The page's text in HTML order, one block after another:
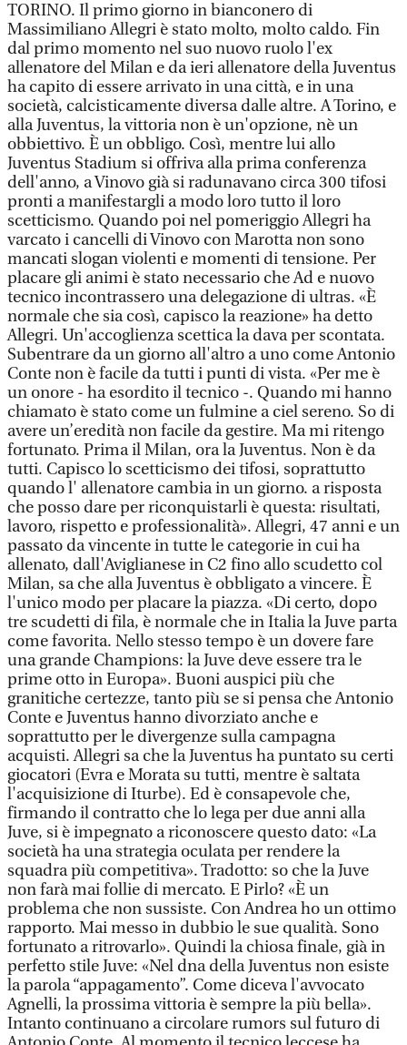
TORINO. Il primo giorno in bianconero di
Massimiliano Allegri è stato molto, molto caldo. Fin
dal primo momento nel suo nuovo ruolo l'ex
allenatore del Milan e da ieri allenatore della Juventus
ha capito di essere arrivato in una città, e in una
società, calcisticamente diversa dalle altre. A Torino, e
alla Juventus, la vittoria non è un'opzione, nè un
obbiettivo. È un obbligo. Così, mentre lui allo
Juventus Stadium si offriva alla prima conferenza
dell'anno, a Vinovo già si radunavano circa 300 tifosi
pronti a manifestargli a modo loro tutto il loro
scetticismo. Quando poi nel pomeriggio Allegri ha
varcato i cancelli di Vinovo con Marotta non sono
mancati slogan violenti e momenti di tensione. Per
placare gli animi è stato necessario che Ad e nuovo
tecnico incontrassero una delegazione di ultras. «È
normale che sia così, capisco la reazione» ha detto
Allegri. Un'accoglienza scettica la dava per scontata.
Subentrare da un giorno all'altro a uno come Antonio
Conte non è facile da tutti i punti di vista. «Per me è
un onore - ha esordito il tecnico -. Quando mi hanno
chiamato è stato come un fulmine a ciel sereno. So di
avere un’eredità non facile da gestire. Ma mi ritengo
fortunato. Prima il Milan, ora la Juventus. Non è da
tutti. Capisco lo scetticismo dei tifosi, soprattutto
quando l' allenatore cambia in un giorno. a risposta
che posso dare per riconquistarli è questa: risultati,
lavoro, rispetto e professionalità». Allegri, 47 anni e un
passato da vincente in tutte le categorie in cui ha
allenato, dall'Aviglianese in C2 fino allo scudetto col
Milan, sa che alla Juventus è obbligato a vincere. È
l'unico modo per placare la piazza. «Di certo, dopo
tre scudetti di fila, è normale che in Italia la Juve parta
come favorita. Nello stesso tempo è un dovere fare
una grande Champions: la Juve deve essere tra le
prime otto in Europa». Buoni auspici più che
granitiche certezze, tanto più se si pensa che Antonio
Conte e Juventus hanno divorziato anche e
soprattutto per le divergenze sulla campagna
acquisti. Allegri sa che la Juventus ha puntato su certi
giocatori (Evra e Morata su tutti, mentre è saltata
l'acquisizione di Iturbe). Ed è consapevole che,
firmando il contratto che lo lega per due anni alla
Juve, si è impegnato a riconoscere questo dato: «La
società ha una strategia oculata per rendere la
squadra più competitiva». Tradotto: so che la Juve
non farà mai follie di mercato. E Pirlo? «È un
problema che non sussiste. Con Andrea ho un ottimo
rapporto. Mai messo in dubbio le sue qualità. Sono
fortunato a ritrovarlo». Quindi la chiosa finale, già in
perfetto stile Juve: «Nel dna della Juventus non esiste
la parola “appagamento”. Come diceva l'avvocato
Agnelli, la prossima vittoria è sempre la più bella».
Intanto continuano a circolare rumors sul futuro di